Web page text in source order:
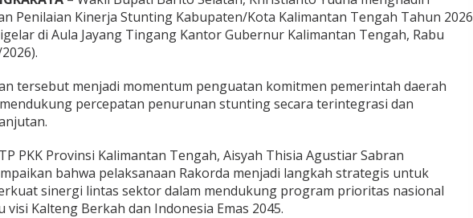
Penilaian Kinerja Stunting Kabupaten/Kota Kalimantan Tengah Tahun 2026
di Aula Jayang Tingang Kantor Gubernur Kalimantan Tengah, Rabu
tersebut menjadi momentum penguatan komitmen pemerintah daerah
percepatan penurunan stunting secara terintegrasi dan
PKK Provinsi Kalimantan Tengah, Aisyah Thisia Agustiar Sabran
bahwa pelaksanaan Rakorda menjadi langkah strategis untuk
sinergi lintas sektor dalam mendukung program prioritas nasional
visi Kalteng Berkah dan Indonesia Emas 2045.